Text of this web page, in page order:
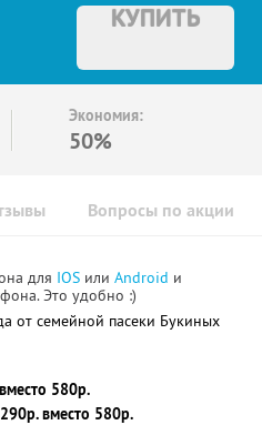
КУПИТЬ
Экономия:
50%
Вопросы по акции
для IOS или Android и
Это удобно :)
от семейной пасеки Букиных
580р.
290р. вместо 580р.